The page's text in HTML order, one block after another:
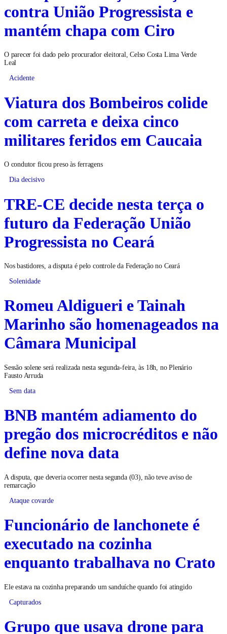
contra União Progressista e
mantém chapa com Ciro
O parecer foi dado pelo procurador eleitoral, Celso Costa Lima Verde
Leal
Acidente
Viatura dos Bombeiros colide
com carreta e deixa cinco
militares feridos em Caucaia
O condutor ficou preso às ferragens
Dia decisivo
TRE-CE decide nesta terça o
futuro da Federação União
Progressista no Ceará
Nos bastidores, a disputa é pelo controle da Federação no Ceará
Solenidade
Romeu Aldigueri e Tainah
Marinho são homenageados na
Câmara Municipal
Sessão solene será realizada nesta segunda-feira, às 18h, no Plenário
Fausto Arruda
Sem data
BNB mantém adiamento do
pregão dos microcréditos e não
define nova data
A disputa, que deveria ocorrer nesta segunda (03), não teve aviso de
remarcação
Ataque covarde
Funcionário de lanchonete é
executado na cozinha
enquanto trabalhava no Crato
Ele estava na cozinha preparando um sanduíche quando foi atingido
Capturados
Grupo que usava drone para